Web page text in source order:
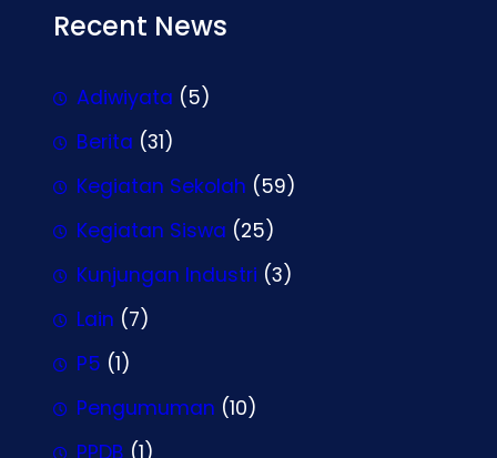
Recent News
Adiwiyata (5)
Berita (31)
Kegiatan Sekolah (59)
Kegiatan Siswa (25)
Kunjungan Industri (3)
Lain (7)
P5 (1)
Pengumuman (10)
PPDB (1)